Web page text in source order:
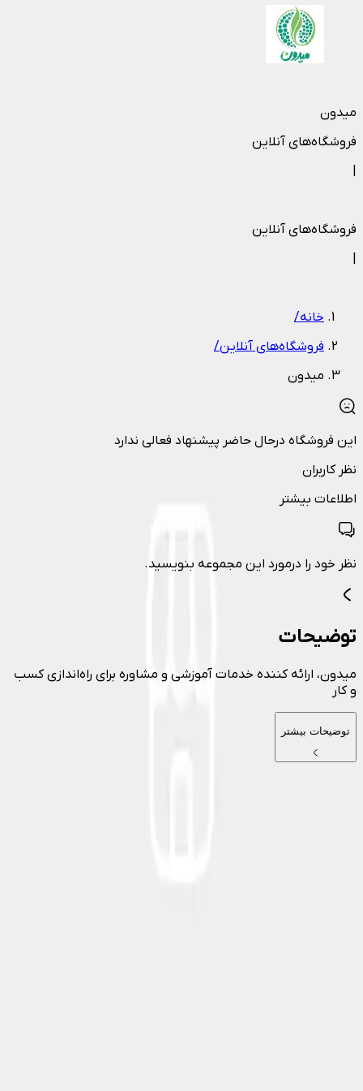
میدون
فروشگاه‌های آنلاین
فروشگاه‌های آنلاین
خانه/
فروشگاه‌های آنلاین/
میدون
این فروشگاه درحال حاضر پیشنهاد فعالی ندارد
نظر کاربران
اطلاعات بیشتر
نظر خود را درمورد این مجموعه بنویسید.
توضیحات
میدون، ارائه کننده خدمات آموزشی و مشاوره برای راه‌اندازی کسب
و کار
توضیحات بیشتر